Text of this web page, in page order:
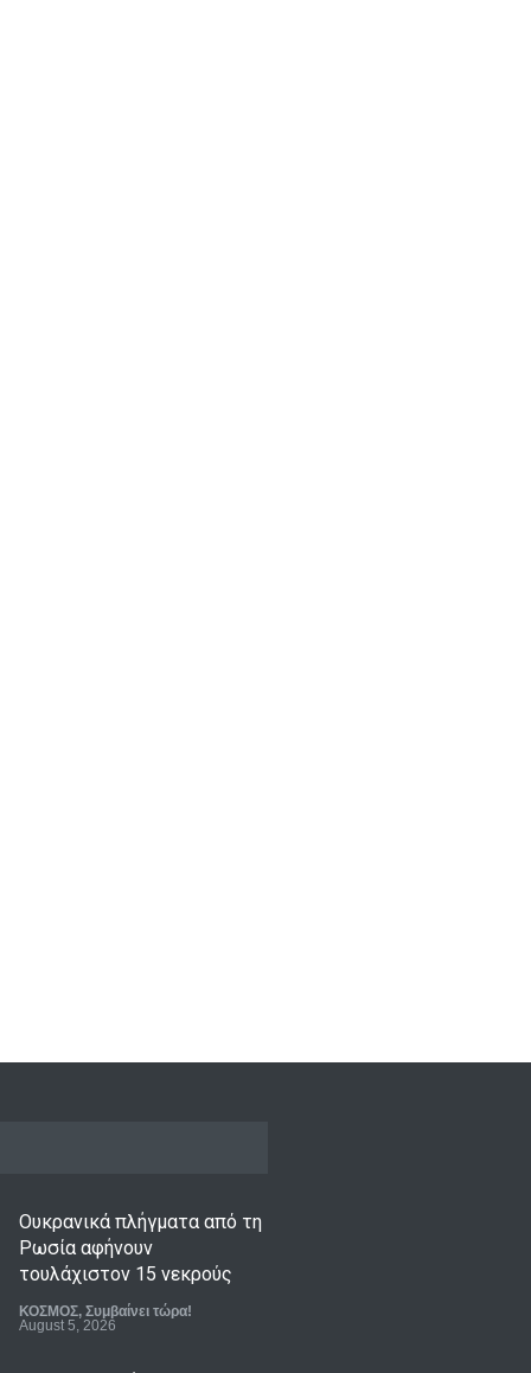
Ουκρανικά πλήγματα από τη
Ρωσία αφήνουν
τουλάχιστον 15 νεκρούς
ΚΟΣΜΟΣ, Συμβαίνει τώρα!
August 5, 2026